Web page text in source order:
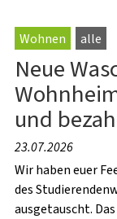
Wohnen alle
Neue
und
23.07.2026
Wir haben euer
des
ausgetauscht.